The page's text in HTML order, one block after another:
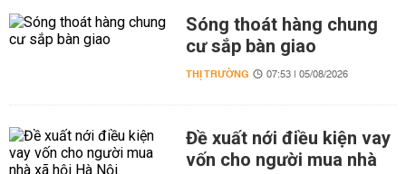
Sóng thoát hàng chung
cư sắp bàn giao
THỊ TRƯỜNG 07:53 | 05/08/2026
Đề xuất nới điều kiện vay
vốn cho người mua nhà